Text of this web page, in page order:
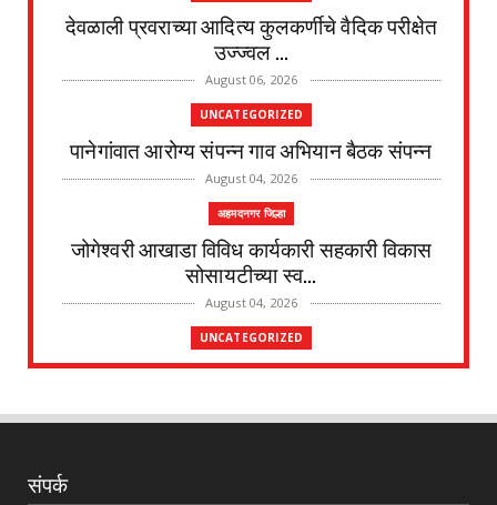
देवळाली प्रवराच्या आदित्य कुलकर्णीचे वैदिक परीक्षेत
उज्ज्वल ...
August 06, 2026
UNCATEGORIZED
पानेगांवात आरोग्य संपन्न गाव अभियान बैठक संपन्न
August 04, 2026
अहमदनगर जिल्हा
जोगेश्वरी आखाडा विविध कार्यकारी सहकारी विकास
सोसायटीच्या स्व...
August 04, 2026
UNCATEGORIZED
देवळाली प्रवराच्या शेटेवाडी येथील विठ्ठल खांदे यांचे
August 04, 2026
मुकुंद चिलवंत यांनी स्वीकारला अहिल्यानगर जिल्हा
संपर्क